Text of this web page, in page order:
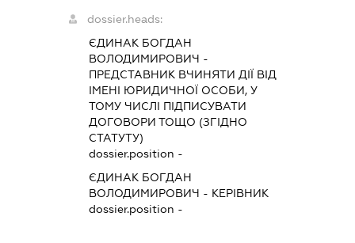
dossier.heads:
ЄДИНАК БОГДАН
ВОЛОДИМИРОВИЧ -
ПРЕДСТАВНИК ВЧИНЯТИ ДІЇ ВІД
ІМЕНІ ЮРИДИЧНОЇ ОСОБИ, У
ТОМУ ЧИСЛІ ПІДПИСУВАТИ
ДОГОВОРИ ТОЩО (ЗГІДНО
СТАТУТУ)
dossier.position -
ЄДИНАК БОГДАН
ВОЛОДИМИРОВИЧ - КЕРІВНИК
dossier.position -